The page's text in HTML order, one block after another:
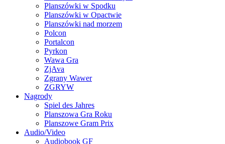
Planszówki w Spodku
Planszówki w Opactwie
Planszówki nad morzem
Polcon
Portalcon
Pyrkon
Wawa Gra
ZjAva
Zgrany Wawer
ZGRYW
Nagrody
Spiel des Jahres
Planszowa Gra Roku
Planszowe Gram Prix
Audio/Video
Audiobook GF